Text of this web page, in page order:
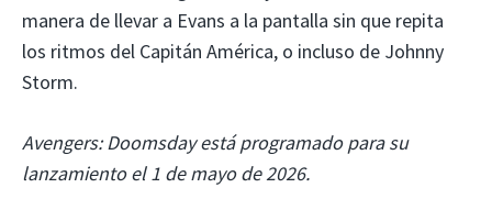
manera de llevar a Evans a la pantalla sin que repita
los ritmos del Capitán América, o incluso de Johnny
Storm.
Avengers: Doomsday está programado para su
lanzamiento el 1 de mayo de 2026.